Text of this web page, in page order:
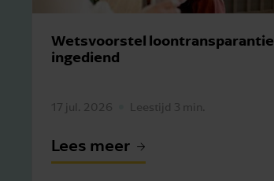
Wetsvoorstel loontransparantie
ingediend
17 jul. 2026 Leestijd 3 min.
Lees meer